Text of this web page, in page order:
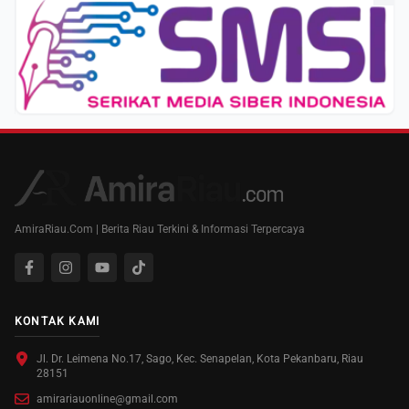
AmiraRiau.Com | Berita Riau Terkini & Informasi Terpercaya
KONTAK KAMI
Jl. Dr. Leimena No.17, Sago, Kec. Senapelan, Kota Pekanbaru, Riau
28151
amirariauonline@gmail.com